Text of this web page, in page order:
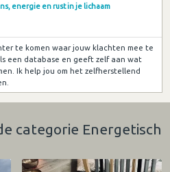
energie en rust in je lichaam
te komen waar jouw klachten mee te
een database en geeft zelf aan wat
Ik help jou om het zelfherstellend
categorie Energetisch